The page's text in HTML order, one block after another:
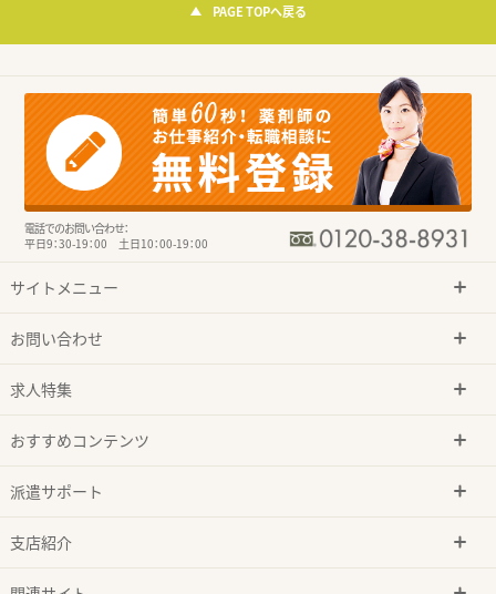
PAGE TOPへ戻る
電話でのお問い合わせ：
平日9：30-19：00 土日10：00-19：00
サイトメニュー
お問い合わせ
求人特集
おすすめコンテンツ
派遣サポート
支店紹介